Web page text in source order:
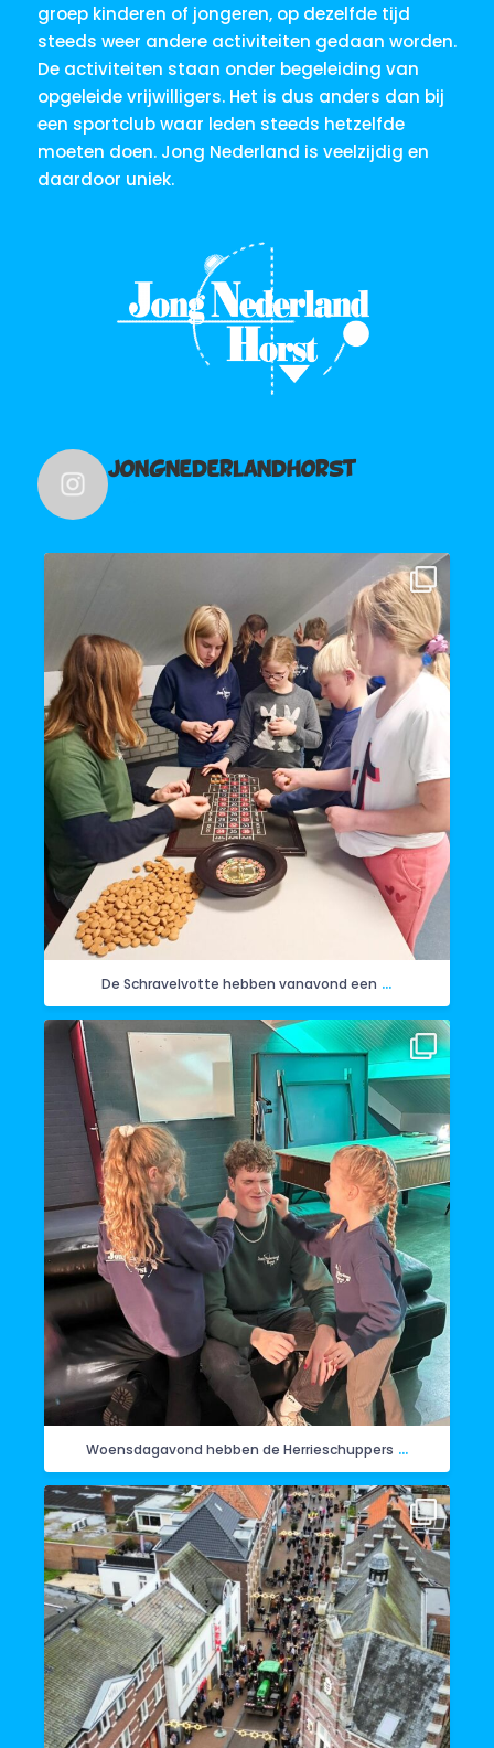
groep kinderen of jongeren, op dezelfde tijd
steeds weer andere activiteiten gedaan worden.
De activiteiten staan onder begeleiding van
opgeleide vrijwilligers. Het is dus anders dan bij
een sportclub waar leden steeds hetzelfde
moeten doen. Jong Nederland is veelzijdig en
daardoor uniek.
jongnederlandhorst
De Schravelvotte hebben vanavond een ...
De Schravelvotte hebben vanavond een ...
Woensdagavond hebben de Herrieschuppers...
Woensdagavond hebben de Herrieschuppers ...
Vandaag de intocht van Sinterklaas in Horst. Hier...